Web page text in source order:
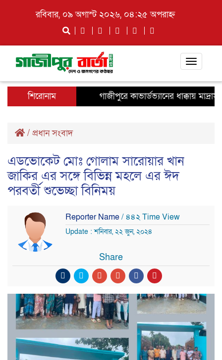
রবিবার, ০৯ অগাস্ট ২০২৬, ০৪:২৫ অপরাহ্ন
Toggle
শিরোনাম
গাজীপুরে কাভার্ডভ্যানের ধাক্কায়
/ প্রধান সংবাদ
এডভোকেট মোঃ গোলাম সারোয়ার খান
জাকির এর সঙ্গে বিভিন্ন মহলে এর ঈদ
পরবর্তী শুভেচ্ছা বিনিময়
Reporter Name/ ৪৪২ Time View
Update : শনিবার, ২২ জুন, ২০২৪
Share